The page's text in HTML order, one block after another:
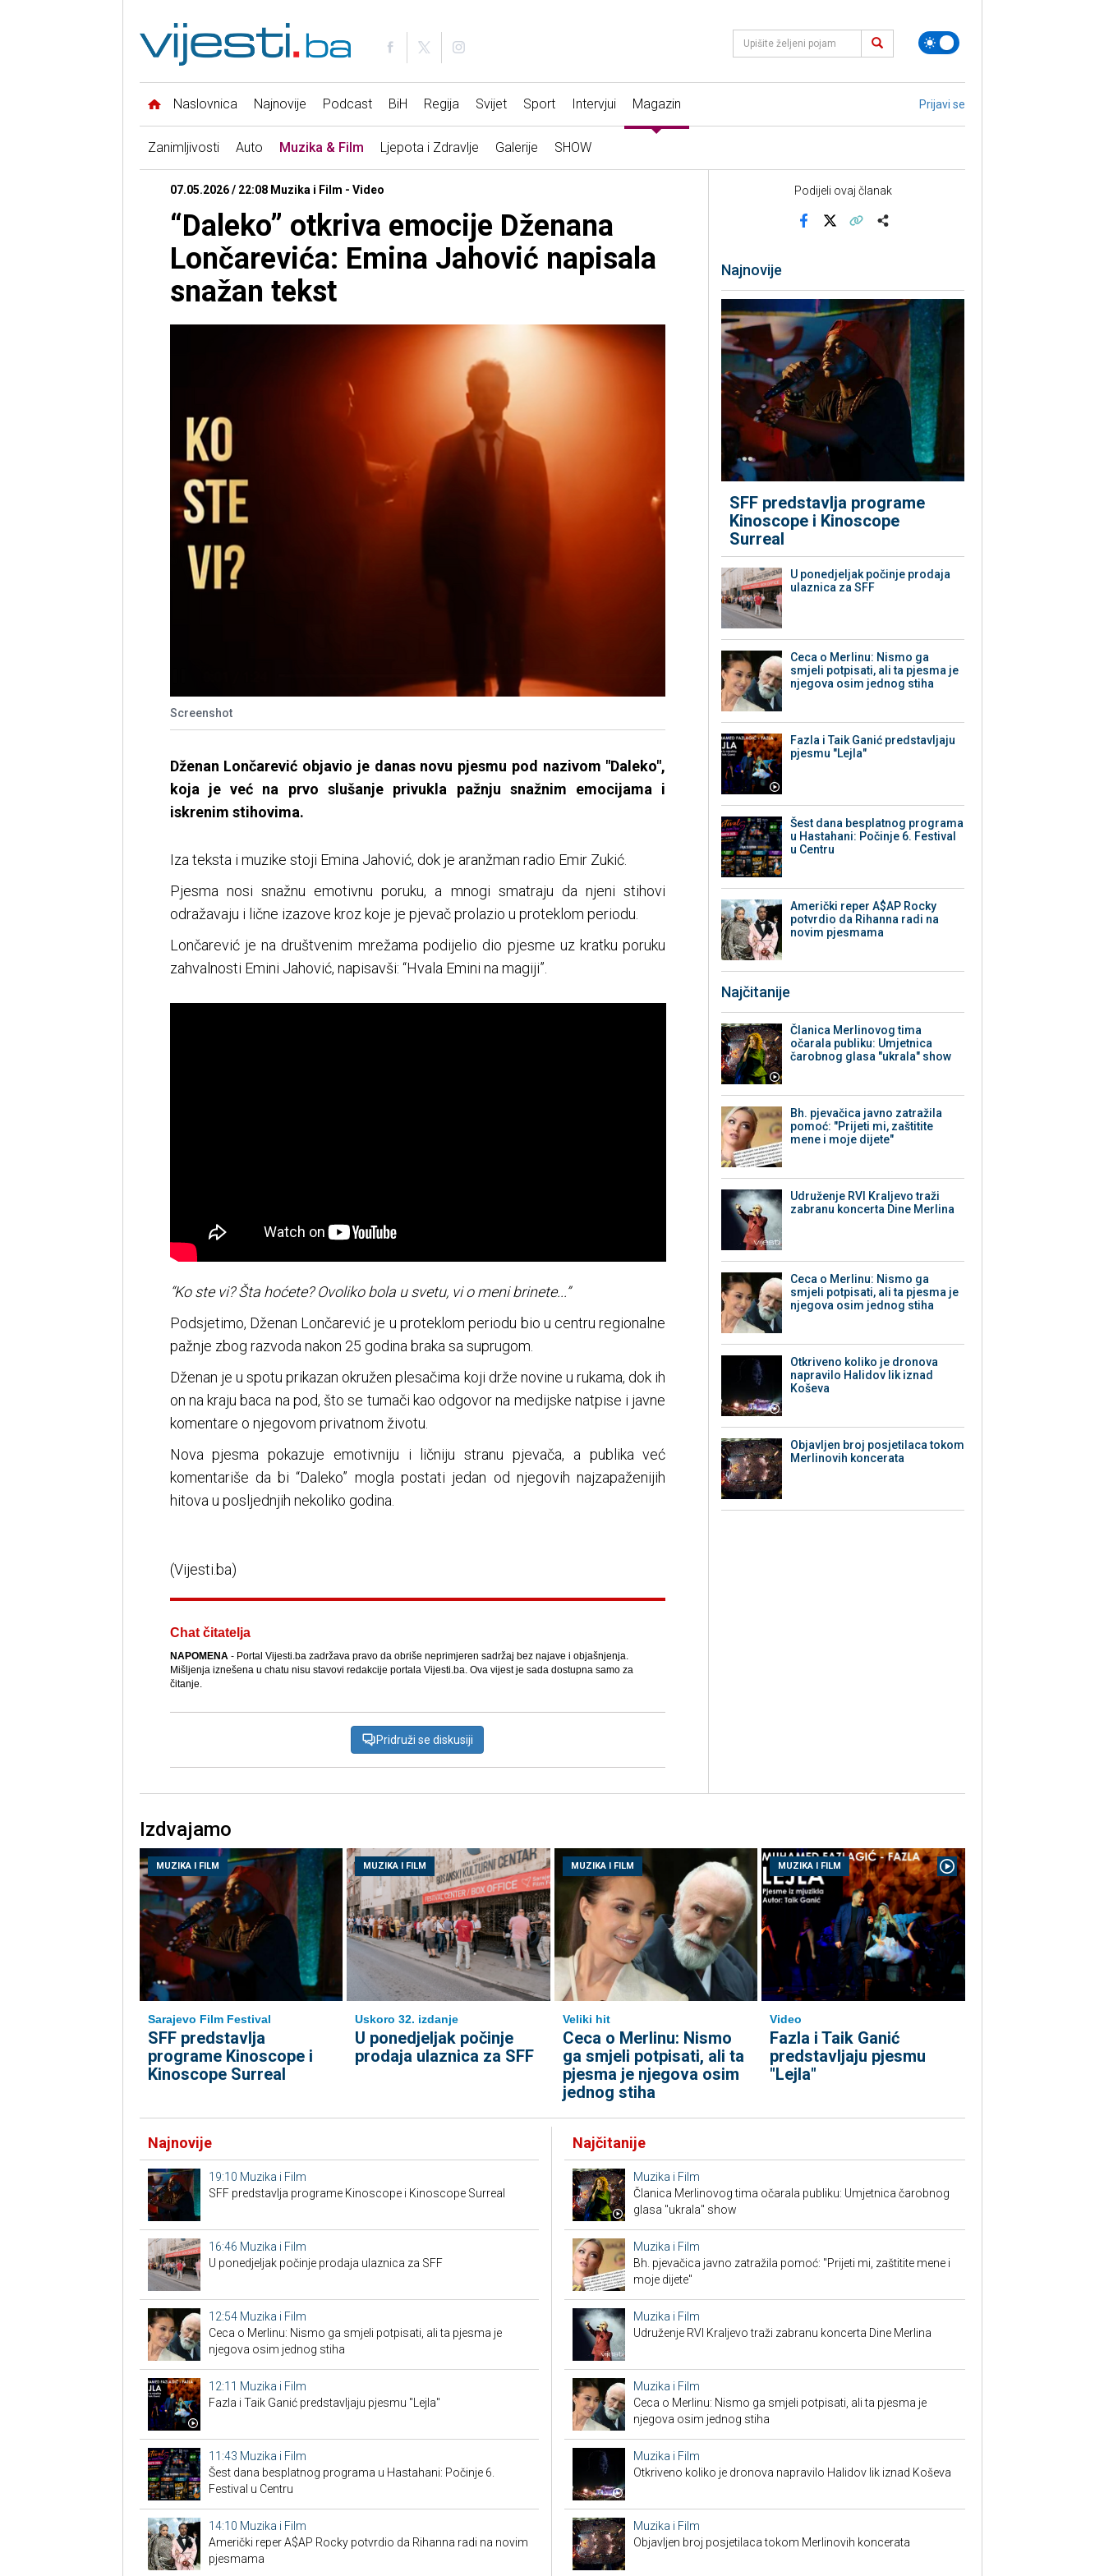
Naslovnica Najnovije Podcast BiH Regija Svijet Sport Intervjui Magazin Prijavi se
Zanimljivosti Auto Muzika & Film Ljepota i Zdravlje Galerije SHOW
07.05.2026 / 22:08 Muzika i Film - Video
“Daleko” otkriva emocije Dženana
Lončarevića: Emina Jahović napisala
snažan tekst
Screenshot
Dženan Lončarević objavio je danas novu pjesmu pod nazivom "Daleko",
koja je već na prvo slušanje privukla pažnju snažnim emocijama i
iskrenim stihovima.
Iza teksta i muzike stoji Emina Jahović, dok je aranžman radio Emir Zukić.
Pjesma nosi snažnu emotivnu poruku, a mnogi smatraju da njeni stihovi
odražavaju i lične izazove kroz koje je pjevač prolazio u proteklom periodu.
Lončarević je na društvenim mrežama podijelio dio pjesme uz kratku poruku
zahvalnosti Emini Jahović, napisavši: “Hvala Emini na magiji”.
“Ko ste vi? Šta hoćete? Ovoliko bola u svetu, vi o meni brinete...”
Podsjetimo, Dženan Lončarević je u proteklom periodu bio u centru regionalne
pažnje zbog razvoda nakon 25 godina braka sa suprugom.
Dženan je u spotu prikazan okružen plesačima koji drže novine u rukama, dok ih
on na kraju baca na pod, što se tumači kao odgovor na medijske natpise i javne
komentare o njegovom privatnom životu.
Nova pjesma pokazuje emotivniju i ličniju stranu pjevača, a publika već
komentariše da bi “Daleko” mogla postati jedan od njegovih najzapaženijih
hitova u posljednjih nekoliko godina.
(Vijesti.ba)
Chat čitatelja
NAPOMENA- Portal Vijesti.ba zadržava pravo da obriše neprimjeren sadržaj bez najave i objašnjenja.
Mišljenja iznešena u chatu nisu stavovi redakcije portala Vijesti.ba. Ova vijest je sada dostupna samo za
čitanje.
Pridruži se diskusiji
Podijeli ovaj članak
Najnovije
SFF predstavlja programe
Kinoscope i Kinoscope
Surreal
U ponedjeljak počinje prodaja
ulaznica za SFF
Ceca o Merlinu: Nismo ga
smjeli potpisati, ali ta pjesma je
njegova osim jednog stiha
Fazla i Taik Ganić predstavljaju
pjesmu "Lejla"
Šest dana besplatnog programa
u Hastahani: Počinje 6. Festival
u Centru
Američki reper A$AP Rocky
potvrdio da Rihanna radi na
novim pjesmama
Najčitanije
Članica Merlinovog tima
očarala publiku: Umjetnica
čarobnog glasa "ukrala" show
Bh. pjevačica javno zatražila
pomoć: "Prijeti mi, zaštitite
mene i moje dijete"
Udruženje RVI Kraljevo traži
zabranu koncerta Dine Merlina
Ceca o Merlinu: Nismo ga
smjeli potpisati, ali ta pjesma je
njegova osim jednog stiha
Otkriveno koliko je dronova
napravilo Halidov lik iznad
Koševa
Objavljen broj posjetilaca tokom
Merlinovih koncerata
Izdvajamo
MUZIKA I FILM
Sarajevo Film Festival
SFF predstavlja
programe Kinoscope i
Kinoscope Surreal
MUZIKA I FILM
Uskoro 32. izdanje
U ponedjeljak počinje
prodaja ulaznica za SFF
MUZIKA I FILM
Veliki hit
Ceca o Merlinu: Nismo
ga smjeli potpisati, ali ta
pjesma je njegova osim
jednog stiha
MUZIKA I FILM
Video
Fazla i Taik Ganić
predstavljaju pjesmu
"Lejla"
Najnovije
19:10 Muzika i Film
SFF predstavlja programe Kinoscope i Kinoscope Surreal
16:46 Muzika i Film
U ponedjeljak počinje prodaja ulaznica za SFF
12:54 Muzika i Film
Ceca o Merlinu: Nismo ga smjeli potpisati, ali ta pjesma je
njegova osim jednog stiha
12:11 Muzika i Film
Fazla i Taik Ganić predstavljaju pjesmu "Lejla"
11:43 Muzika i Film
Šest dana besplatnog programa u Hastahani: Počinje 6.
Festival u Centru
14:10 Muzika i Film
Američki reper A$AP Rocky potvrdio da Rihanna radi na novim
pjesmama
Najčitanije
Muzika i Film
Članica Merlinovog tima očarala publiku: Umjetnica čarobnog
glasa "ukrala" show
Muzika i Film
Bh. pjevačica javno zatražila pomoć: "Prijeti mi, zaštitite mene i
moje dijete"
Muzika i Film
Udruženje RVI Kraljevo traži zabranu koncerta Dine Merlina
Muzika i Film
Ceca o Merlinu: Nismo ga smjeli potpisati, ali ta pjesma je
njegova osim jednog stiha
Muzika i Film
Otkriveno koliko je dronova napravilo Halidov lik iznad Koševa
Muzika i Film
Objavljen broj posjetilaca tokom Merlinovih koncerata